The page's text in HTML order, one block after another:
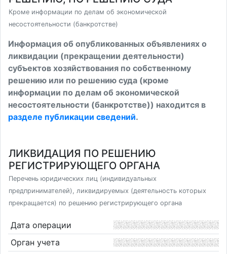
Кроме информации по делам об экономической
несостоятельности (банкротстве)
Информация об опубликованных объявлениях о
ликвидации (прекращении деятельности)
субъектов хозяйствования по собственному
решению или по решению суда (кроме
информации по делам об экономической
несостоятельности (банкротстве)) находится в
разделе публикации сведений.
ЛИКВИДАЦИЯ ПО РЕШЕНИЮ
РЕГИСТРИРУЮЩЕГО ОРГАНА
Перечень юридических лиц (индивидуальных
предпринимателей), ликвидируемых (деятельность которых
прекращается) по решению регистрирующего органа
Дата операции
Орган учета